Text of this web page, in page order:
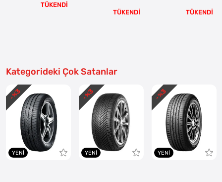
TÜKENDİ
TÜKENDİ TÜKENDİ
Kategorideki Çok Satanlar
YENI
- %
3
YENI
- %
3
YENI
- %
3